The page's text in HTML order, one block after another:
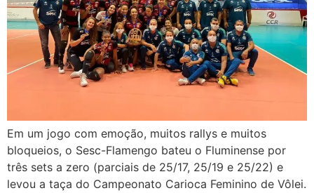
Em um jogo com emoção, muitos rallys e muitos
bloqueios, o Sesc-Flamengo bateu o Fluminense por
três sets a zero (parciais de 25/17, 25/19 e 25/22) e
levou a taça do Campeonato Carioca Feminino de Vôlei.